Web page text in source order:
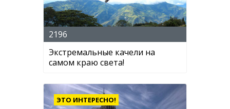
2196
Экстремальные качели на
самом краю света!
ЭТО ИНТЕРЕСНО!